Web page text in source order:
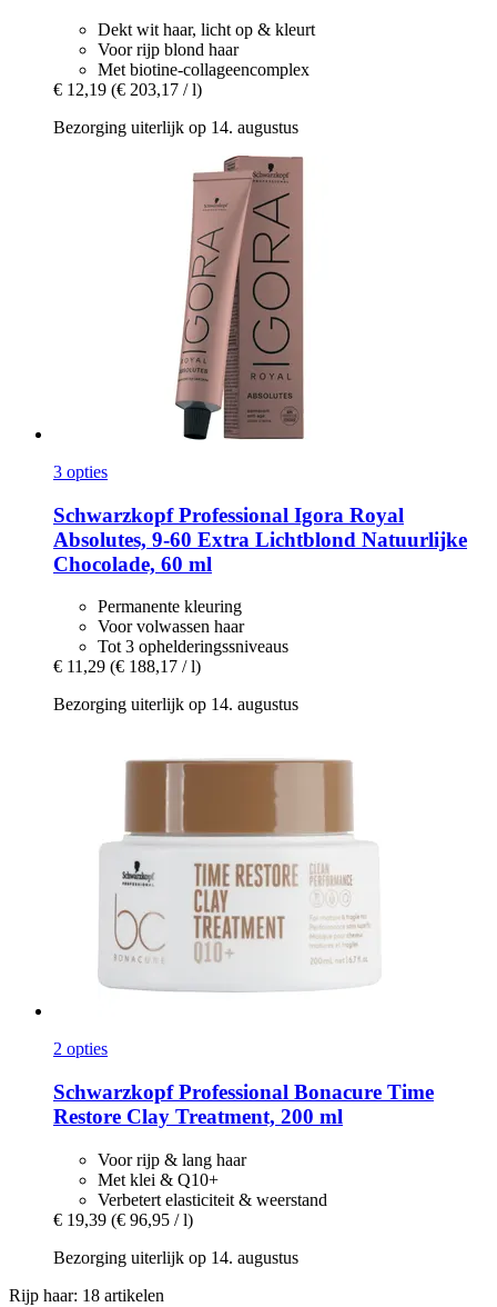
Dekt wit haar, licht op & kleurt
Voor rijp blond haar
Met biotine-collageencomplex
€ 12,19 (€ 203,17 / l)
Bezorging uiterlijk op 14. augustus
3 opties
Schwarzkopf Professional Igora Royal
Absolutes, 9-​60 Extra Lichtblond Natuurlijke
Chocolade, 60 ml
Permanente kleuring
Voor volwassen haar
Tot 3 ophelderingssniveaus
€ 11,29 (€ 188,17 / l)
Bezorging uiterlijk op 14. augustus
2 opties
Schwarzkopf Professional Bonacure Time
Restore Clay Treatment, 200 ml
Voor rijp & lang haar
Met klei & Q10+
Verbetert elasticiteit & weerstand
€ 19,39 (€ 96,95 / l)
Bezorging uiterlijk op 14. augustus
Rijp haar: 18 artikelen